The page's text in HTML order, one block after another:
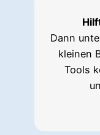
Dann
kleinen
Tools